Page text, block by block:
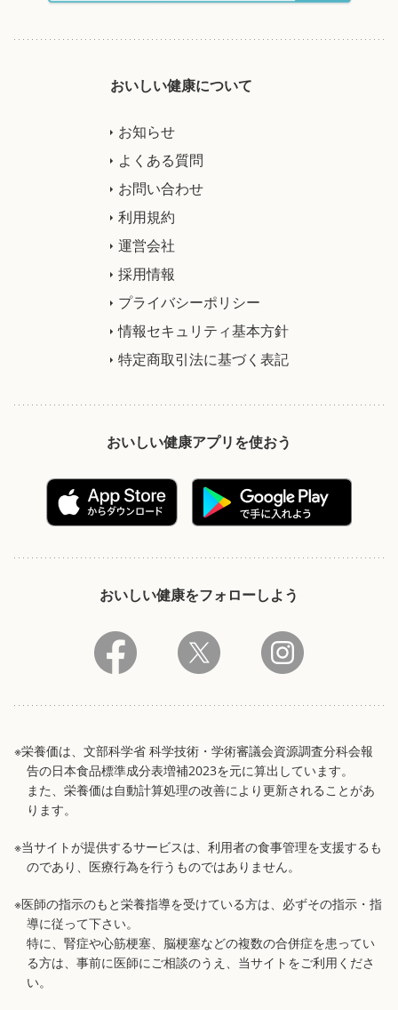
おいしい健康について
お知らせ
よくある質問
お問い合わせ
利用規約
運営会社
採用情報
プライバシーポリシー
情報セキュリティ基本方針
特定商取引法に基づく表記
おいしい健康アプリを使おう
おいしい健康をフォローしよう
※栄養価は、文部科学省 科学技術・学術審議会資源調査分科会報
告の日本食品標準成分表増補2023を元に算出しています。
また、栄養価は自動計算処理の改善により更新されることがあ
ります。
※当サイトが提供するサービスは、利用者の食事管理を支援するも
のであり、医療行為を行うものではありません。
※医師の指示のもと栄養指導を受けている方は、必ずその指示・指
導に従って下さい。
特に、腎症や心筋梗塞、脳梗塞などの複数の合併症を患ってい
る方は、事前に医師にご相談のうえ、当サイトをご利用くださ
い。